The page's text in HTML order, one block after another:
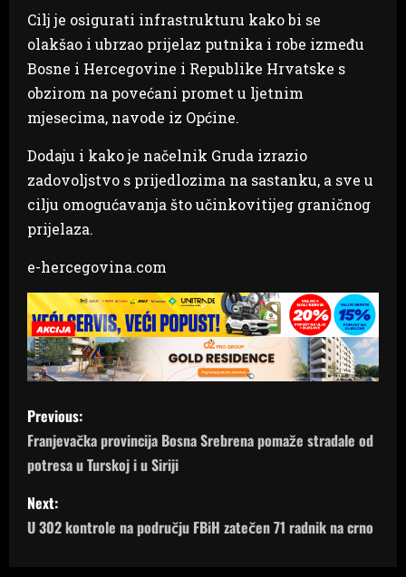
Cilj je osigurati infrastrukturu kako bi se
olakšao i ubrzao prijelaz putnika i robe između
Bosne i Hercegovine i Republike Hrvatske s
obzirom na povećani promet u ljetnim
mjesecima, navode iz Općine.
Dodaju i kako je načelnik Gruda izrazio
zadovoljstvo s prijedlozima na sastanku, a sve u
cilju omogućavanja što učinkovitijeg graničnog
prijelaza.
e-hercegovina.com
P
o
s
t
Previous:
Franjevačka provincija Bosna Srebrena pomaže stradale od
potresa u Turskoj i u Siriji
Next:
U 302 kontrole na području FBiH zatečen 71 radnik na crno